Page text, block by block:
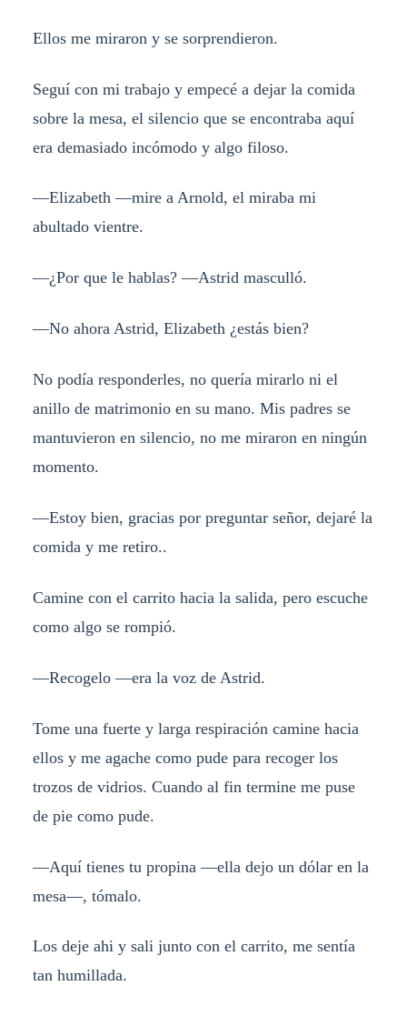
Ellos me miraron y se sorprendieron.
Seguí con mi trabajo y empecé a dejar la comida
sobre la mesa, el silencio que se encontraba aquí
era demasiado incómodo y algo filoso.
—Elizabeth —mire a Arnold, el miraba mi
abultado vientre.
—¿Por que le hablas? —Astrid masculló.
—No ahora Astrid, Elizabeth ¿estás bien?
No podía responderles, no quería mirarlo ni el
anillo de matrimonio en su mano. Mis padres se
mantuvieron en silencio, no me miraron en ningún
momento.
—Estoy bien, gracias por preguntar señor, dejaré la
comida y me retiro..
Camine con el carrito hacia la salida, pero escuche
como algo se rompió.
—Recogelo —era la voz de Astrid.
Tome una fuerte y larga respiración camine hacia
ellos y me agache como pude para recoger los
trozos de vidrios. Cuando al fin termine me puse
de pie como pude.
—Aquí tienes tu propina —ella dejo un dólar en la
mesa—, tómalo.
Los deje ahi y sali junto con el carrito, me sentía
tan humillada.